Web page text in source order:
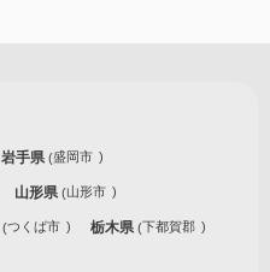
岩手県 盛岡市
山形県 山形市
つくば市 栃木県 下都賀郡